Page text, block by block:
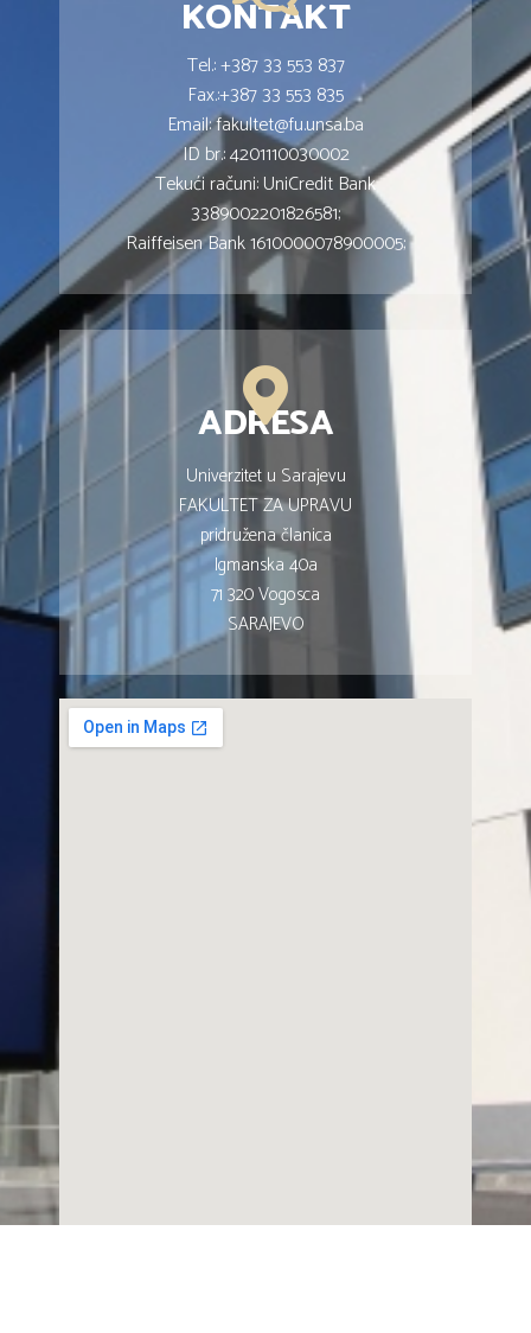
KONTAKT
Tel.: +387 33 553 837
Fax.:+387 33 553 835
Email: fakultet@fu.unsa.ba
ID br.: 4201110030002
Tekući računi: UniCredit Bank
3389002201826581;
Raiffeisen Bank 1610000078900005;
ADRESA
Univerzitet u Sarajevu
FAKULTET ZA UPRAVU
pridružena članica
Igmanska 40a
71 320 Vogosca
SARAJEVO